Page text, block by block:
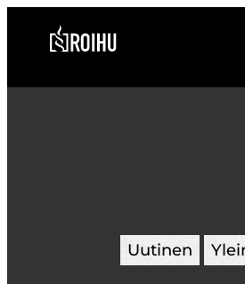
suoraanRoihulaw
Uutinen